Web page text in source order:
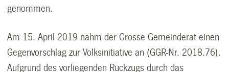
genommen.
Am 15. April 2019 nahm der Grosse Gemeinderat einen
Gegenvorschlag zur Volksinitiative an (GGR-Nr. 2018.76).
Aufgrund des vorliegenden Rückzugs durch das